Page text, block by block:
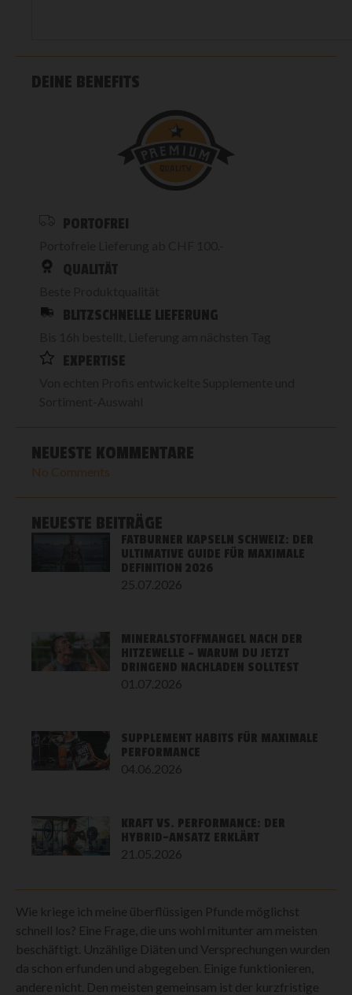
DEINE BENEFITS
PORTOFREI
QUALITÄT
BLITZSCHNELLE LIEFERUNG
EXPERTISE
NEUESTE KOMMENTARE
No Comments
NEUESTE BEITRÄGE
FATBURNER KAPSELN SCHWEIZ: DER
ULTIMATIVE GUIDE FÜR MAXIMALE
DEFINITION 2026
25.07.2026
MINERALSTOFFMANGEL NACH DER
HITZEWELLE – WARUM DU JETZT
DRINGEND NACHLADEN SOLLTEST
01.07.2026
SUPPLEMENT HABITS FÜR MAXIMALE
PERFORMANCE
04.06.2026
KRAFT VS. PERFORMANCE: DER
HYBRID-ANSATZ ERKLÄRT
21.05.2026
Wie kriege ich meine überflüssigen Pfunde möglichst
schnell los? Eine Frage, die uns wohl mitunter am meisten
beschäftigt. Unzählige Diäten und Versprechungen wurden
da schon erfunden und abgegeben. Einige funktionieren,
andere nicht. Den meisten gemeinsam ist der kurzfristige